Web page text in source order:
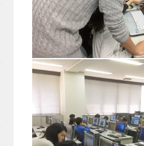
午後Arduino